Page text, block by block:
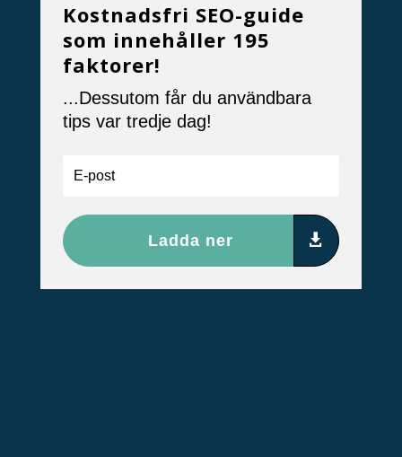
Kostnadsfri SEO-guide
som innehåller 195
faktorer!
...Dessutom får du användbara
tips var tredje dag!
Ladda ner